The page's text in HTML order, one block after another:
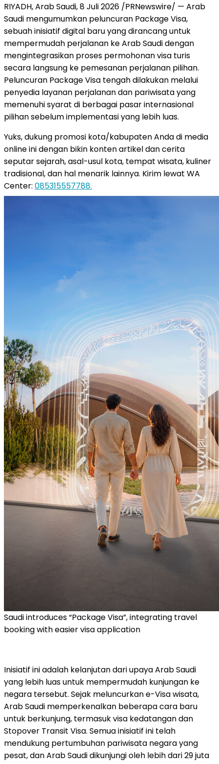
RIYADH, Arab Saudi,8 Juli 2026 /PRNewswire/ — Arab
Saudi mengumumkan peluncuran Package Visa,
sebuah inisiatif digital baru yang dirancang untuk
mempermudah perjalanan ke Arab Saudi dengan
mengintegrasikan proses permohonan visa turis
secara langsung ke pemesanan perjalanan pilihan.
Peluncuran Package Visa tengah dilakukan melalui
penyedia layanan perjalanan dan pariwisata yang
memenuhi syarat di berbagai pasar internasional
pilihan sebelum implementasi yang lebih luas.
Yuks, dukung promosi kota/kabupaten Anda di media
online ini dengan bikin konten artikel dan cerita
seputar sejarah, asal-usul kota, tempat wisata, kuliner
tradisional, dan hal menarik lainnya. Kirim lewat WA
Center: 085315557788.
Saudi introduces “Package Visa”, integrating travel
booking with easier visa application
Inisiatif ini adalah kelanjutan dari upaya Arab Saudi
yang lebih luas untuk mempermudah kunjungan ke
negara tersebut. Sejak meluncurkan e-Visa wisata,
Arab Saudi memperkenalkan beberapa cara baru
untuk berkunjung, termasuk visa kedatangan dan
Stopover Transit Visa. Semua inisiatif ini telah
mendukung pertumbuhan pariwisata negara yang
pesat, dan Arab Saudi dikunjungi oleh lebih dari 29 juta